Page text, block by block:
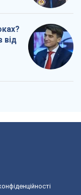
від